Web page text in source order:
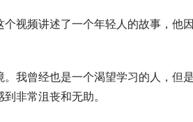
视频讲述了一个年轻人的故事，他
我曾经也是一个渴望学习的人，但
非常沮丧和无助。